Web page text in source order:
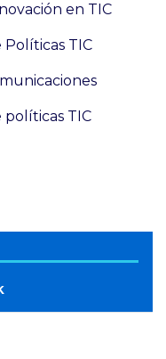
en TIC
TIC
políticas TIC